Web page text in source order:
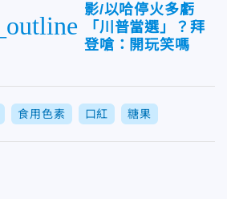
影/以哈停火多虧
「川普當選」？拜
登嗆：開玩笑嗎
食用色素 口紅 糖果